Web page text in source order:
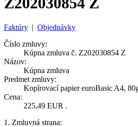
Faktúry | Objednávky
Číslo zmluvy:
Kúpna zmluva č. Z202030854 Z
Názov:
Kúpna zmluva
Predmet zmluvy:
Kopírovací papier euroBasic A4,
Cena:
225,49 EUR .
1. Zmluvná strana: